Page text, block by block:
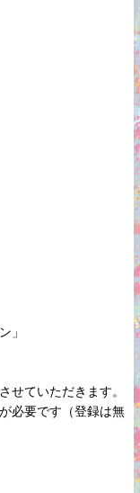
」
ていただきます。
必要です（登録は無